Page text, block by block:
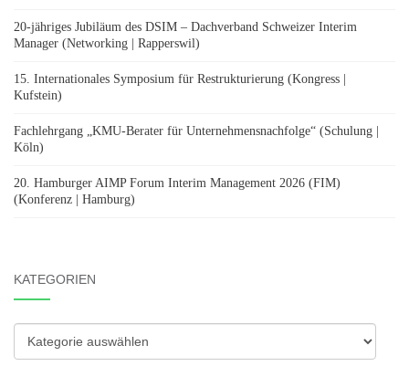
20-jähriges Jubiläum des DSIM – Dachverband Schweizer Interim
Manager (Networking | Rapperswil)
15. Internationales Symposium für Restrukturierung (Kongress |
Kufstein)
Fachlehrgang „KMU-Berater für Unternehmensnachfolge“ (Schulung |
Köln)
20. Hamburger AIMP Forum Interim Management 2026 (FIM)
(Konferenz | Hamburg)
KATEGORIEN
Kategorien